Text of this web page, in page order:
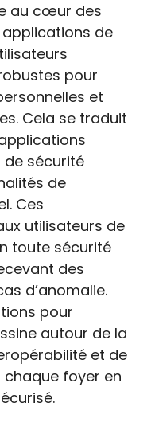
au cœur des
de
pour
et
Cela se traduit
sécurité
de
Ces
utilisateurs de
toute sécurité
des
d’anomalie.
pour
autour de la
et de
foyer en